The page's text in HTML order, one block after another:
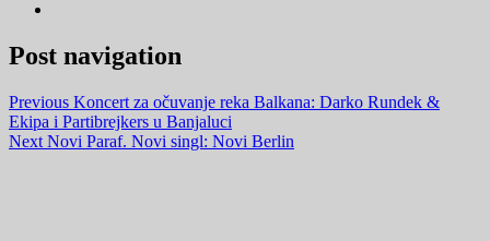
Post navigation
Previous Koncert za očuvanje reka Balkana: Darko Rundek &
Ekipa i Partibrejkers u Banjaluci
Next Novi Paraf. Novi singl: Novi Berlin